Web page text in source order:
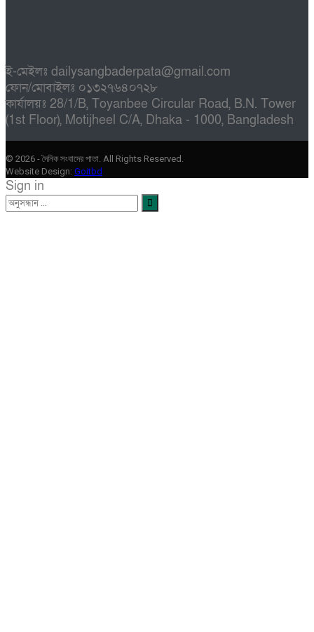
ই-মেইলঃ dailysangbaderpata@gmail.com
ফোন/মোবাইলঃ ০১৩২৭৬৪০৭২৮
কার্যালয়ঃ 28/1/B, Toyanbee Circular Road, B.N. Tower
(1st Floor), Motijheel C/A, Dhaka - 1000, Bangladesh
© 2026 - দৈনিক সংবাদের পাতা. All Rights Reserved.
Website Design: Goitbd
Sign in